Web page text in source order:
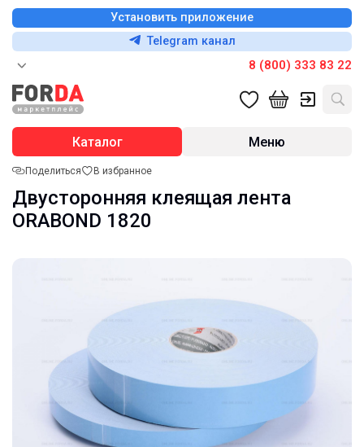
Установить приложение
Telegram канал
8 (800) 333 83 22
Каталог Меню
Поделиться В избранное
Двусторонняя клеящая лента
ORABOND 1820